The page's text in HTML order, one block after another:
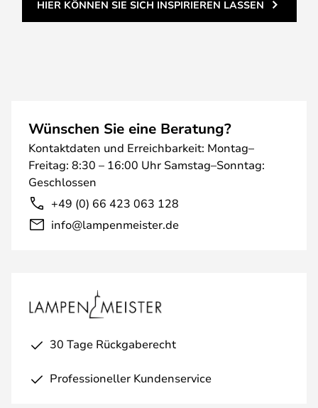
HIER KÖNNEN SIE SICH INSPIRIEREN LASSEN
Wünschen Sie eine Beratung?
Kontaktdaten und Erreichbarkeit: Montag–
Freitag: 8:30 – 16:00 Uhr Samstag–Sonntag:
Geschlossen
+49 (0) 66 423 063 128
info@lampenmeister.de
30 Tage Rückgaberecht
Professioneller Kundenservice